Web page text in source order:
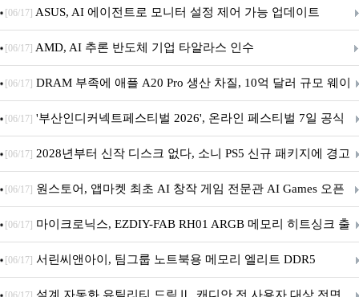
아의 용사’ 재개최 및 풍성한 기념 이벤트 실시!
[06/17] ASUS, AI 에이전트로 모니터 설정 제어 가능 업데이트
[06/17] AMD, AI 추론 반도체 기업 타알라스 인수
[06/17] DRAM 부족에 애플 A20 Pro 생산 차질, 10억 달러 규모 웨이
퍼 대기
[06/17] '부산인디커넥트페스티벌 2026', 온라인 페스티벌 7일 공식
개막... 22일간 진행
[06/17] 2028년부터 신작 디스크 없다, 소니 PS5 신규 패키지에 경고
문 추가
[06/17] 원스토어, 앱마켓 최초 AI 창작 게임 전문관 AI Games 오픈
[06/17] 마이크로닉스, EZDIY-FAB RH01 ARGB 메모리 히트싱크 출
시
[06/17] 서린씨앤아이, 팀그룹 노트북용 메모리 엘리트 DDR5
5600MHz 16GB 출시